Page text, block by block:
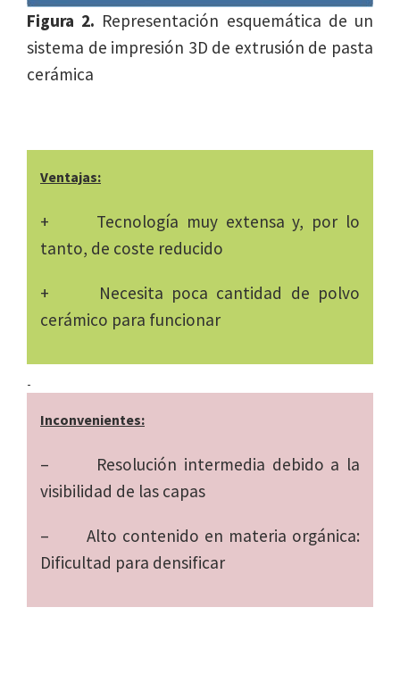
Figura 2. Representación esquemática de un
sistema de impresión 3D de extrusión de pasta
cerámica
Ventajas:
+ Tecnología muy extensa y, por lo
tanto, de coste reducido
+ Necesita poca cantidad de polvo
cerámico para funcionar
Inconvenientes:
– Resolución intermedia debido a la
visibilidad de las capas
– Alto contenido en materia orgánica:
Dificultad para densificar